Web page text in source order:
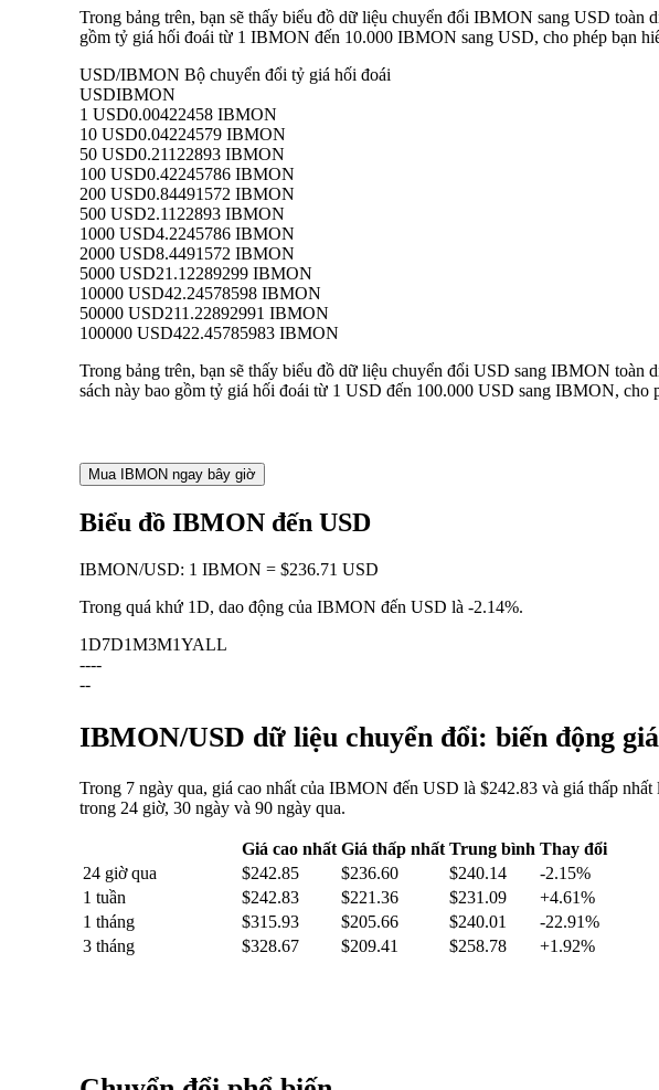
Trong bảng trên, bạn sẽ thấy biểu đồ dữ liệu chuyển đổi IBMON sang USD toàn
gồm tỷ giá hối đoái từ 1 IBMON đến 10.000 IBMON sang USD, cho phép bạn
USD/IBMON Bộ chuyển đổi tỷ giá hối đoái
USDIBMON
1 USD0.00422458 IBMON
10 USD0.04224579 IBMON
50 USD0.21122893 IBMON
100 USD0.42245786 IBMON
200 USD0.84491572 IBMON
500 USD2.1122893 IBMON
1000 USD4.2245786 IBMON
2000 USD8.4491572 IBMON
5000 USD21.12289299 IBMON
10000 USD42.24578598 IBMON
50000 USD211.22892991 IBMON
100000 USD422.45785983 IBMON
Trong bảng trên, bạn sẽ thấy biểu đồ dữ liệu chuyển đổi USD sang IBMON
sách này bao gồm tỷ giá hối đoái từ 1 USD đến 100.000 USD sang IBMON, cho
Mua IBMON ngay bây giờ
Biểu đồ IBMON đến USD
IBMON/USD: 1 IBMON = $236.71 USD
Trong quá khứ 1D, dao động của IBMON đến USD là -2.14%.
1D7D1M3M1YALL
----
--
IBMON/USD dữ liệu chuyển đổi: biến động
Trong 7 ngày qua, giá cao nhất của IBMON đến USD là $242.83 và giá thấp
trong 24 giờ, 30 ngày và 90 ngày qua.
Giá cao nhất Giá thấp nhất Trung bình Thay đổi
24 giờ qua
$242.85 $236.60 $240.14
-2.15%
1 tuần
$242.83 $221.36 $231.09
+4.61%
1 tháng
$315.93 $205.66 $240.01
-22.91%
3 tháng
$328.67 $209.41 $258.78 +1.92%